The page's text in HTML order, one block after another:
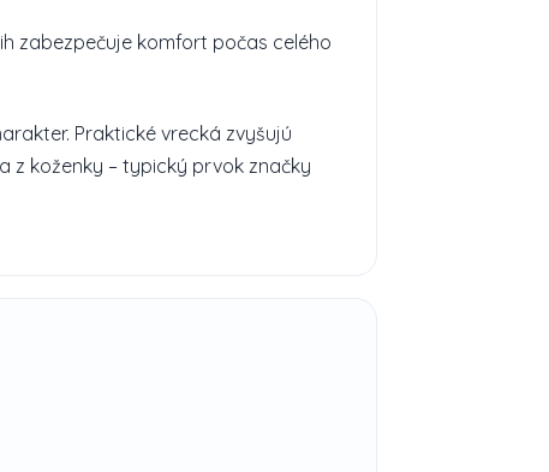
zabezpečuje komfort počas celého
Praktické vrecká zvyšujú
z koženky – typický prvok značky